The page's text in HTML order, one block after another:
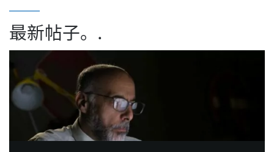
最新帖子。.